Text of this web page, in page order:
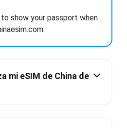
show your passport when
mi eSIM de China de